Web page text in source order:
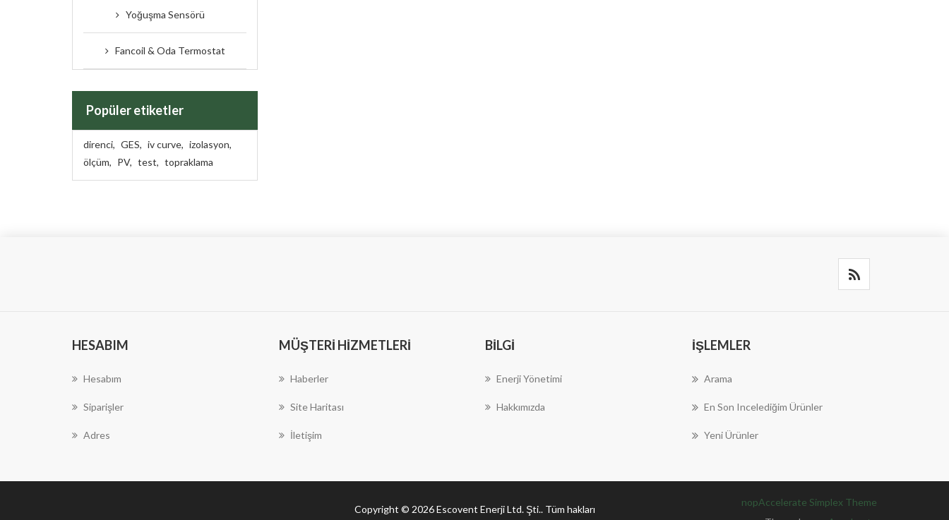
Yoğuşma Sensörü
Fancoil & Oda Termostat
Popüler etiketler
direnci, GES, iv curve, izolasyon,
ölçüm, PV, test, topraklama
HESABIM
Hesabım
Siparişler
Adres
MÜŞTERI HIZMETLERI
Haberler
Site Haritası
İletişim
BILGI
Enerji Yönetimi
Hakkımızda
İŞLEMLER
Arama
En Son Incelediğim Ürünler
Yeni Ürünler
Copyright © 2026 Escovent Enerji Ltd. Şti.. Tüm hakları
nopAccelerate Simplex Theme